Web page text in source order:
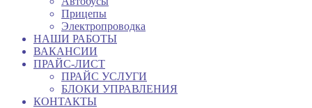
Прицепы
Электропроводка
НАШИ РАБОТЫ
ВАКАНСИИ
ПРАЙС-ЛИСТ
ПРАЙС УСЛУГИ
БЛОКИ УПРАВЛЕНИЯ
КОНТАКТЫ